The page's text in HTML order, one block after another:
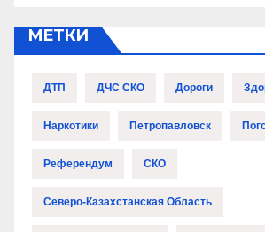
МЕТКИ
ДТП ДЧС СКО Дороги
Наркотики Петропавловск
Референдум СКО
Северо-Казахстанская Область